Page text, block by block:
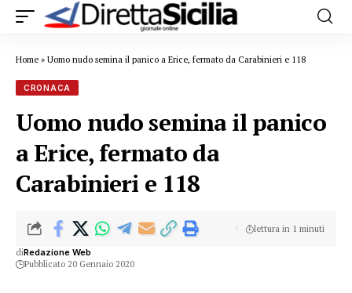
Home » Uomo nudo semina il panico a Erice, fermato da Carabinieri e 118
CRONACA
Uomo nudo semina il panico
a Erice, fermato da
Carabinieri e 118
diRedazione Web
Pubblicato 20 Gennaio 2020
lettura in 1 minuti